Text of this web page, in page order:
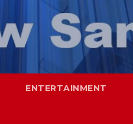
ENTERTAINMENT